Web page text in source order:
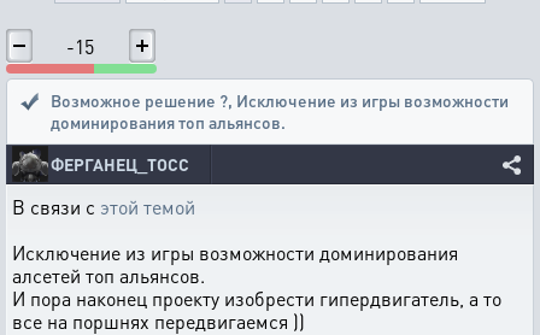
-15
Возможное решение ?, Исключение из игры возможности
доминирования топ альянсов.
ФЕРГАНЕЦ_ТОСС
В связи с этой темой
Исключение из игры возможности доминирования
алсетей топ альянсов.
И пора наконец проекту изобрести гипердвигатель, а то
все на поршнях передвигаемся ))